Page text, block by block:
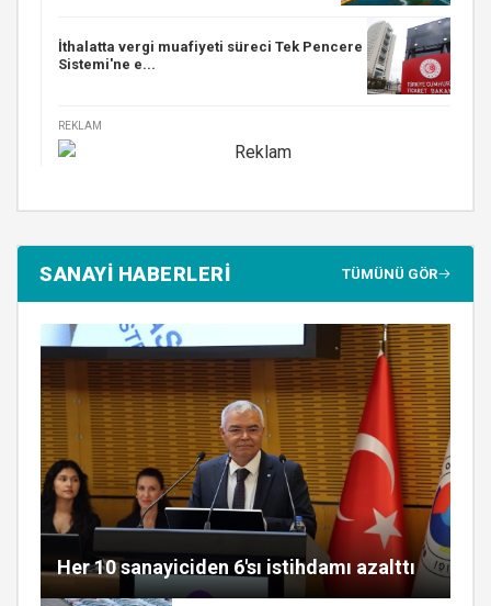
İthalatta vergi muafiyeti süreci Tek Pencere
Sistemi'ne e...
REKLAM
SANAYİ HABERLERİ TÜMÜNÜ GÖR
Her 10 sanayiciden 6'sı istihdamı azalttı